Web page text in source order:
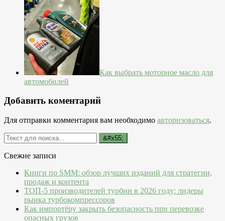
Как выбрать моторное масло для
автомобилей
Добавить коментарий
Для отправки комментария вам необходимо авторизоваться.
Свежие записи
Книги по SMM: обзор лучших изданий для стратегии,
продаж и контента
ТОП-5 производителей турбин в 2026 году: лидеры
рынка турбокомпрессоров
Как импортёру закрыть безопасность при перевозке
опасных грузов